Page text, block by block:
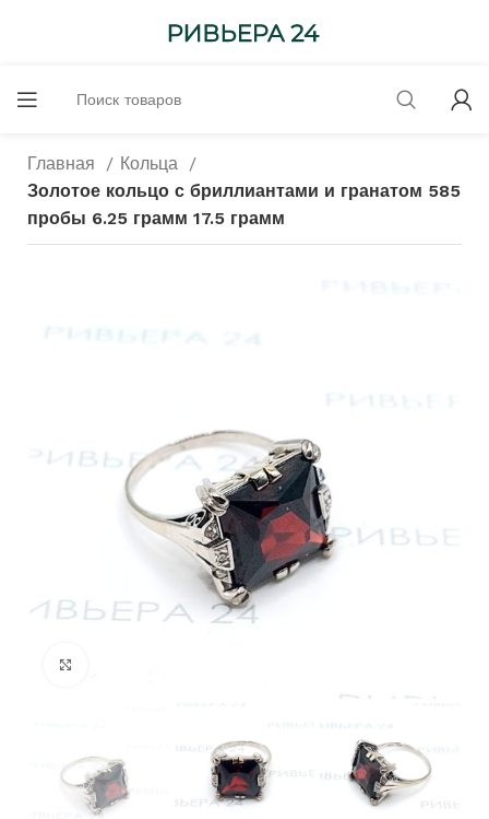
Главная
Кольца
Золотое кольцо с бриллиантами и гранатом 585
пробы 6.25 грамм 17.5 грамм